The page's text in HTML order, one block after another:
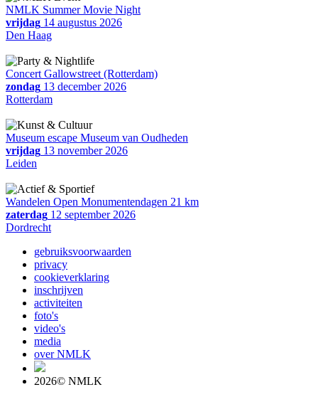
NMLK Summer Movie Night
vrijdag 14 augustus 2026
Den Haag
Concert Gallowstreet (Rotterdam)
zondag 13 december 2026
Rotterdam
Museum escape Museum van Oudheden
vrijdag 13 november 2026
Leiden
Wandelen Open Monumentendagen 21 km
zaterdag 12 september 2026
Dordrecht
gebruiksvoorwaarden
privacy
cookieverklaring
inschrijven
activiteiten
foto's
video's
media
over NMLK
2026© NMLK